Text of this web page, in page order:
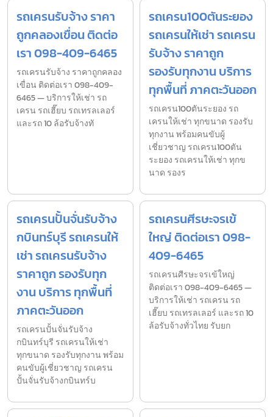
รถเครนรับจ้าง ราคา
ถูกคลองเขื่อน ติดต่อ
เรา 098-409-6465
รถเครนรับจ้าง ราคาถูกคลอง
เขื่อน ติดต่อเรา 098-409-
6465 — บริการให้เช่า รถ
เครน รถเฮี๊ยบ รถเทรลเลอร์
และรถ 10 ล้อรับจ้างทั
รถเครน100ตันระยอง
รถเครนให้เช่า รถเครน
รับจ้าง ราคาถูก
รองรับทุกงาน บริการ
ทุกพื้นที่ ภาคตะวันออก
รถเครน100ตันระยอง รถ
เครนให้เช่า ทุกขนาด รองรับ
ทุกงาน พร้อมคนขับผู้
เชี่ยวชาญ รถเครน100ตัน
ระยอง รถเครนให้เช่า ทุกข
นาด รองร
รถเครนปั้นจั่นรับจ้าง
กบินทร์บุรี รถเครนให้
เช่า รถเครนรับจ้าง
ราคาถูก รองรับทุก
งาน บริการ ทุกพื้นที่
ภาคตะวันออก
รถเครนปั้นจั่นรับจ้าง
กบินทร์บุรี รถเครนให้เช่า
ทุกขนาด รองรับทุกงาน พร้อม
คนขับผู้เชี่ยวชาญ รถเครน
ปั้นจั่นรับจ้างกบินทร์บ
รถเครนศีรษะจรเข้
ใหญ่ ติดต่อเรา 098-
409-6465
รถเครนศีรษะจรเข้ใหญ่
ติดต่อเรา 098-409-6465 —
บริการให้เช่า รถเครน รถ
เฮี๊ยบ รถเทรลเลอร์ และรถ 10
ล้อรับจ้างทั่วไทย รับยก